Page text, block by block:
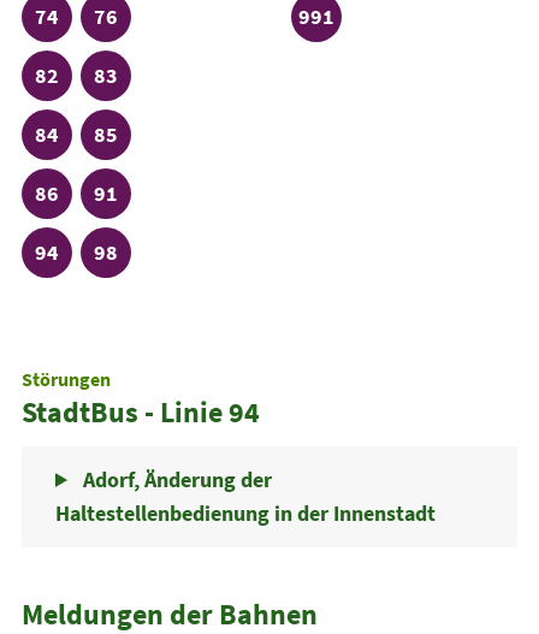
Linie
74 Linie
76
Linie
82 Linie
83
Linie
84 Linie
85
Linie
86 Linie
91
Linie
94 Linie
98
Linie
991
Störungen
StadtBus - Linie 94
Adorf, Änderung der
Haltestellenbedienung in der Innenstadt
Meldungen der Bahnen